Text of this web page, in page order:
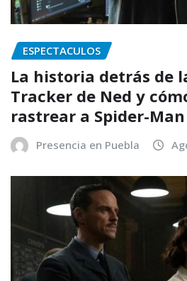
ESPECTACULOS
La historia detrás de
Tracker de Ned y
rastrear a Spider-
Presencia en Puebla